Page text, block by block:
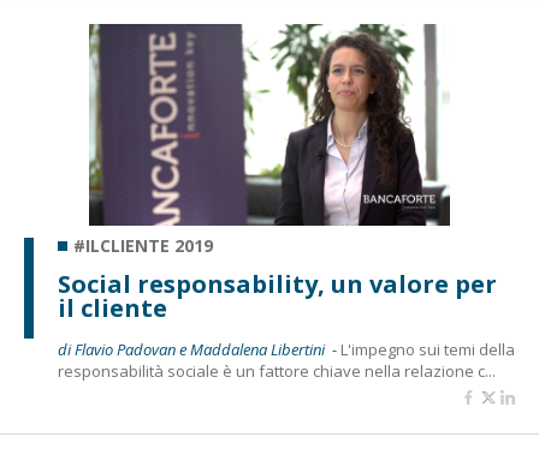
#ILCLIENTE 2019
Social responsability, un valore per
il cliente
di Flavio Padovan e Maddalena Libertini - L'impegno sui temi della
responsabilità sociale è un fattore chiave nella relazione c...